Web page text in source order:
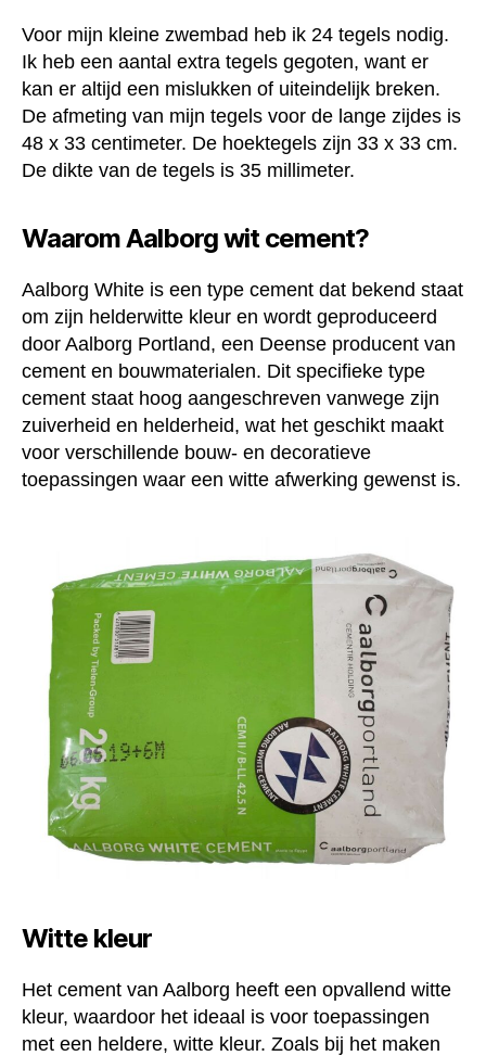
Voor mijn kleine zwembad heb ik 24 tegels nodig.
Ik heb een aantal extra tegels gegoten, want er
kan er altijd een mislukken of uiteindelijk breken.
De afmeting van mijn tegels voor de lange zijdes is
48 x 33 centimeter. De hoektegels zijn 33 x 33 cm.
De dikte van de tegels is 35 millimeter.
Waarom Aalborg wit cement?
Aalborg White is een type cement dat bekend staat
om zijn helderwitte kleur en wordt geproduceerd
door Aalborg Portland, een Deense producent van
cement en bouwmaterialen. Dit specifieke type
cement staat hoog aangeschreven vanwege zijn
zuiverheid en helderheid, wat het geschikt maakt
voor verschillende bouw- en decoratieve
toepassingen waar een witte afwerking gewenst is.
Witte kleur
Het cement van Aalborg heeft een opvallend witte
kleur, waardoor het ideaal is voor toepassingen
met een heldere, witte kleur. Zoals bij het maken